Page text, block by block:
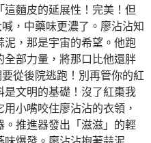
麵皮的延展性！完美！但
，中藥味更濃了。廖沾沾知
，那是宇宙的希望。他跑
部力量，將那口比他還胖
從後院逃跑！別再管你的紅
文明的基礎！沒了紅棗我
小嘴咬住廖沾沾的衣領，
推進器發出「滋滋」的輕